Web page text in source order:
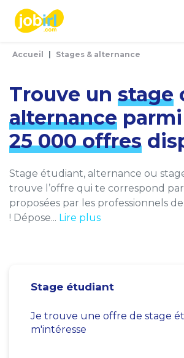
Accueil Stages & alternance
Trouve un stage
alternance
25 000 offres
Stage étudiant, alternance ou
trouve l’offre qui te correspond
proposées par les professionnels
! Dépose... Lire plus
Stage étudiant
Je trouve une offre de stage
m'intéresse
Panneau de gestion des cookies